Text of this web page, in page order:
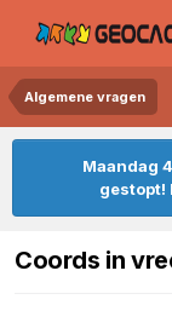
Algemene vragen
Maandag
gestopt!
Coords in